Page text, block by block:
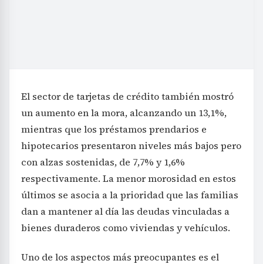
El sector de tarjetas de crédito también mostró
un aumento en la mora, alcanzando un 13,1%,
mientras que los préstamos prendarios e
hipotecarios presentaron niveles más bajos pero
con alzas sostenidas, de 7,7% y 1,6%
respectivamente. La menor morosidad en estos
últimos se asocia a la prioridad que las familias
dan a mantener al día las deudas vinculadas a
bienes duraderos como viviendas y vehículos.
Uno de los aspectos más preocupantes es el